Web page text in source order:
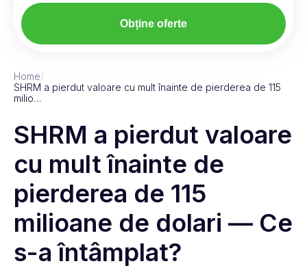
Obține oferte
Home/
SHRM a pierdut valoare cu mult înainte de pierderea de 115
milio…
SHRM a pierdut valoare
cu mult înainte de
pierderea de 115
milioane de dolari — Ce
s-a întâmplat?